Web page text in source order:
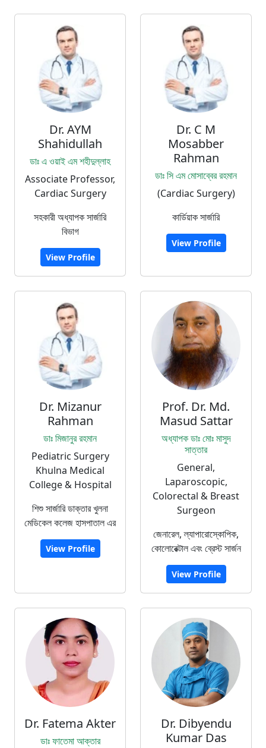
Dr. AYM
Shahidullah
ডাঃ এ ওয়াই এম শহীদুল্লাহ
Associate Professor,
Cardiac Surgery
সহকারী অধ্যাপক সার্জারি
বিভাগ
View Profile
Dr. C M
Mosabber
Rahman
ডাঃ সি এম মোসাব্বের রহমান
(Cardiac Surgery)
কার্ডিয়াক সার্জারি
View Profile
Dr. Mizanur
Rahman
ডাঃ মিজানুর রহমান
Pediatric Surgery
Khulna Medical
College & Hospital
শিশু সার্জারি ডাক্তার খুলনা
মেডিকেল কলেজ হাসপাতাল এর
View Profile
Prof. Dr. Md.
Masud Sattar
অধ্যাপক ডাঃ মোঃ মাসুদ
সাত্তার
General,
Laparoscopic,
Colorectal & Breast
Surgeon
জেনারেল, ল্যাপারোস্কোপিক,
কোলোরেক্টাল এবং ব্রেস্ট সার্জন
View Profile
Dr. Fatema Akter
ডাঃ ফাতেমা আক্তার
Dr. Dibyendu
Kumar Das